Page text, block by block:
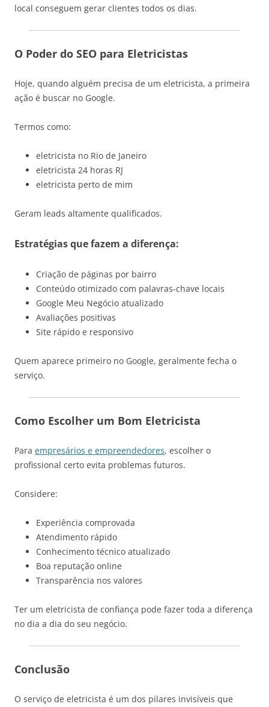
local conseguem gerar clientes todos os dias.
O Poder do SEO para Eletricistas
Hoje, quando alguém precisa de um eletricista, a primeira
ação é buscar no Google.
Termos como:
eletricista no Rio de Janeiro
eletricista 24 horas RJ
eletricista perto de mim
Geram leads altamente qualificados.
Estratégias que fazem a diferença:
Criação de páginas por bairro
Conteúdo otimizado com palavras-chave locais
Google Meu Negócio atualizado
Avaliações positivas
Site rápido e responsivo
Quem aparece primeiro no Google, geralmente fecha o
serviço.
Como Escolher um Bom Eletricista
Para empresários e empreendedores, escolher o
profissional certo evita problemas futuros.
Considere:
Experiência comprovada
Atendimento rápido
Conhecimento técnico atualizado
Boa reputação online
Transparência nos valores
Ter um eletricista de confiança pode fazer toda a diferença
no dia a dia do seu negócio.
Conclusão
O serviço de eletricista é um dos pilares invisíveis que